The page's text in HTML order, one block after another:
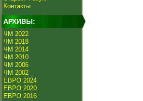
Контакты
АРХИВЫ:
ЧМ 2022
ЧМ 2018
ЧМ 2014
ЧМ 2010
ЧМ 2006
ЧМ 2002
ЕВРО 2024
ЕВРО 2020
ЕВРО 2016